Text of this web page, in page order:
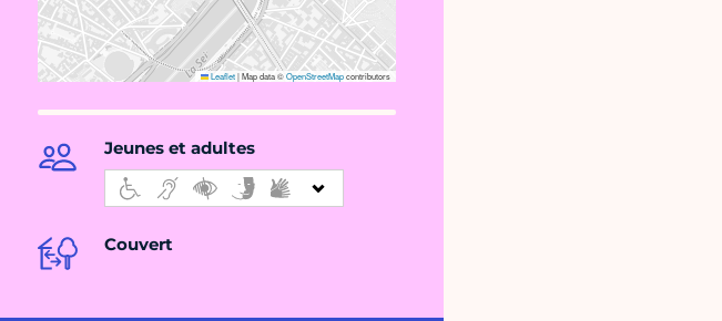
Leaflet|Map data ©OpenStreetMapcontributors
Jeunes et adultes
Couvert